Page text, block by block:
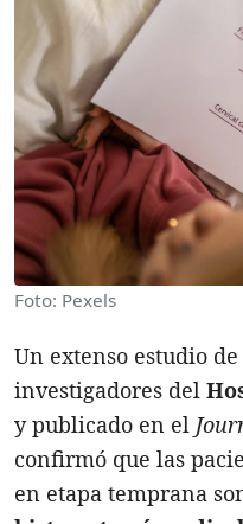
Foto: Pexels
Un extenso estudio
investigadores del
y publicado en el
confirmó que las
en etapa temprana